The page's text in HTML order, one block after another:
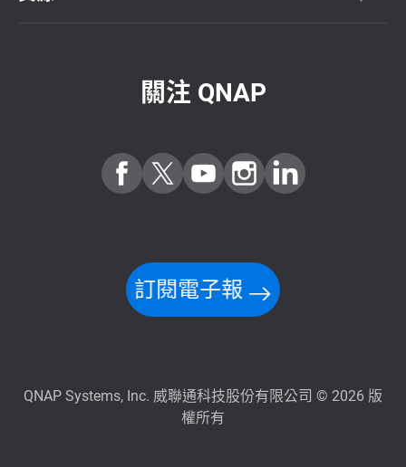
關注 QNAP
訂閱電子報
QNAP Systems, Inc. 威聯通科技股份有限公司 © 2026 版
權所有